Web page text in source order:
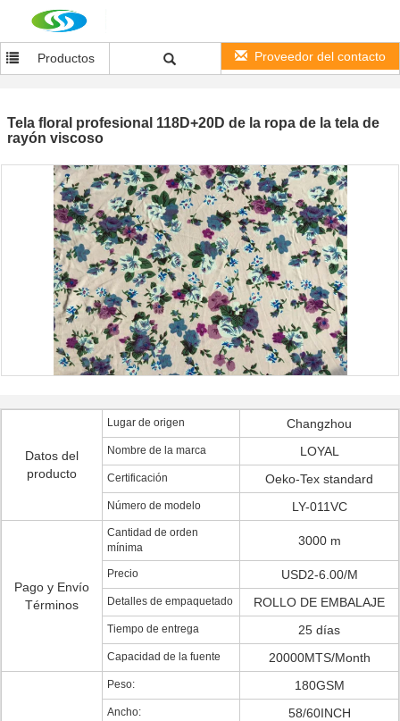
Productos Proveedor del contacto
Tela floral profesional 118D+20D de la ropa de la tela de
rayón viscoso
Datos del
producto
Lugar de origen Changzhou
Nombre de la marca LOYAL
Certificación Oeko-Tex standard
Número de modelo LY-011VC
Pago y Envío
Términos
Cantidad de orden
mínima
3000 m
Precio USD2-6.00/M
Detalles de empaquetado ROLLO DE EMBALAJE
Tiempo de entrega 25 días
Capacidad de la fuente 20000MTS/Month
Peso: 180GSM
Ancho: 58/60INCH